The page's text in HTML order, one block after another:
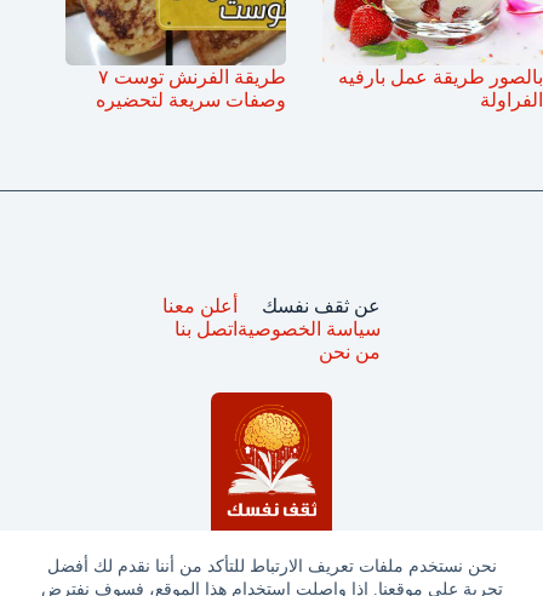
نحن نستخدم ملفات تعريف الارتباط للتأكد من أننا نقدم لك أفضل
تجربة على موقعنا. إذا واصلت استخدام هذا الموقع، فسوف نفترض
بالصور طريقة عمل بارفيه
الفراولة
طريقة الفرنش توست ٧
وصفات سريعة لتحضيره
عن ثقف نفسك
سياسة الخصوصية
من نحن
أعلن معنا
اتصل بنا